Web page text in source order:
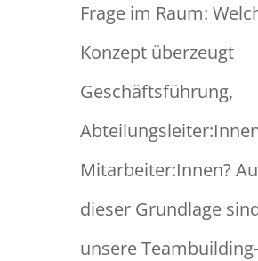
Frage im Raum:
Konzept überzeugt
Geschäftsführung,
Mitarbeiter:Innen?
dieser Grundlage
unsere